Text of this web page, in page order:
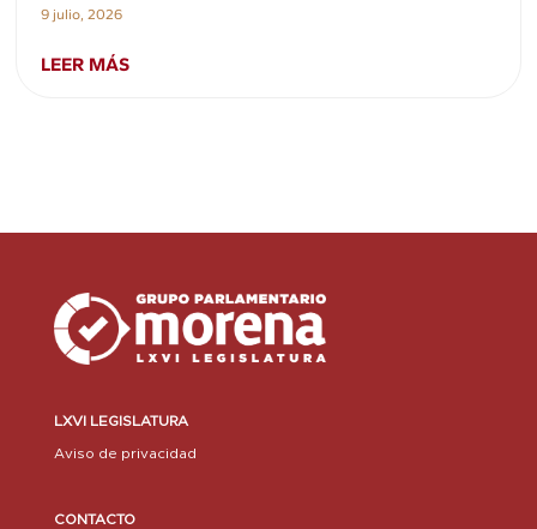
9 julio, 2026
LEER MÁS
LXVI LEGISLATURA
Aviso de privacidad
CONTACTO